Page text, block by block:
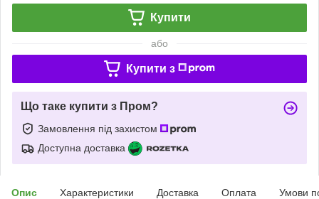
Купити
або
Купити з
Що таке купити з Пром?
Замовлення під захистом
Доступна доставка
Опис Характеристики Доставка Оплата Умови